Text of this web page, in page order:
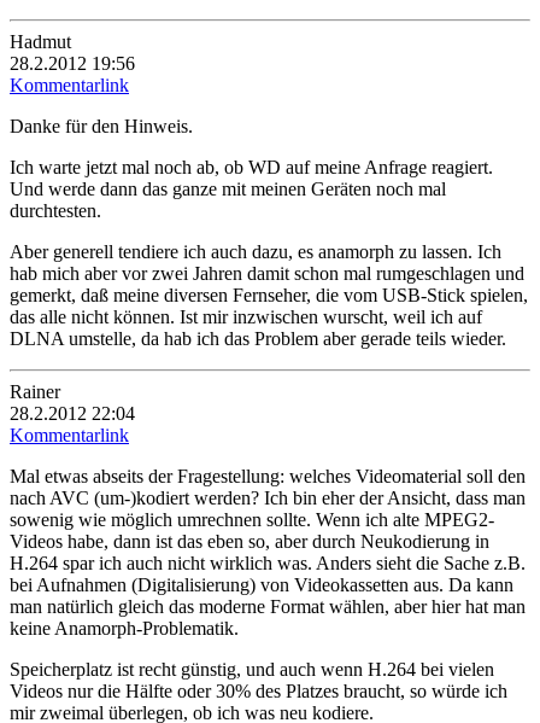
Hadmut
28.2.2012 19:56
Kommentarlink
Danke für den Hinweis.
Ich warte jetzt mal noch ab, ob WD auf meine Anfrage reagiert.
Und werde dann das ganze mit meinen Geräten noch mal
durchtesten.
Aber generell tendiere ich auch dazu, es anamorph zu lassen. Ich
hab mich aber vor zwei Jahren damit schon mal rumgeschlagen und
gemerkt, daß meine diversen Fernseher, die vom USB-Stick spielen,
das alle nicht können. Ist mir inzwischen wurscht, weil ich auf
DLNA umstelle, da hab ich das Problem aber gerade teils wieder.
Rainer
28.2.2012 22:04
Kommentarlink
Mal etwas abseits der Fragestellung: welches Videomaterial soll den
nach AVC (um-)kodiert werden? Ich bin eher der Ansicht, dass man
sowenig wie möglich umrechnen sollte. Wenn ich alte MPEG2-
Videos habe, dann ist das eben so, aber durch Neukodierung in
H.264 spar ich auch nicht wirklich was. Anders sieht die Sache z.B.
bei Aufnahmen (Digitalisierung) von Videokassetten aus. Da kann
man natürlich gleich das moderne Format wählen, aber hier hat man
keine Anamorph-Problematik.
Speicherplatz ist recht günstig, und auch wenn H.264 bei vielen
Videos nur die Hälfte oder 30% des Platzes braucht, so würde ich
mir zweimal überlegen, ob ich was neu kodiere.